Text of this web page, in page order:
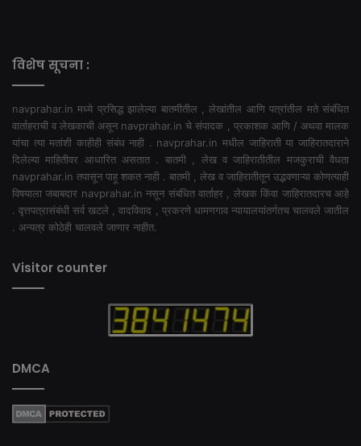
विशेष सूचना :
navprahar.in मध्ये प्रसिद्ध झालेल्या बातमीतील , लेखांतील आणि पत्रांतील मते संबंधित
वार्ताहराची व लेखकाची असून navprahar.in चे संपादक , प्रकाशक आणि / अथवा मालक
यांचा त्या मतांशी काहीही संबंध नाही . navprahar.in मधील जाहिराती या जाहिरातदाराने
दिलेल्या माहितीवर आधारित असतात . बातमी , लेख व जाहिरातीतील मजकुराची वैधता
navprahar.in तपासून पाहू शकत नाही . बातमी , लेख व जाहिरातीतून उद्भवणाऱ्या कोणत्याही
विषयाला जबाबदार navprahar.in नसून संबंधित वार्ताहर , लेखक किंवा जाहिरातदारच आहे
. वृत्तपत्रासंबंधी सर्व खटले , वादविवाद , प्रकरणे धामणगाव न्यायालयांतर्गतच चालवले जातील
. अन्यत्र कोठेही चालवले जाणार नाहीत.
Visitor counter
DMCA